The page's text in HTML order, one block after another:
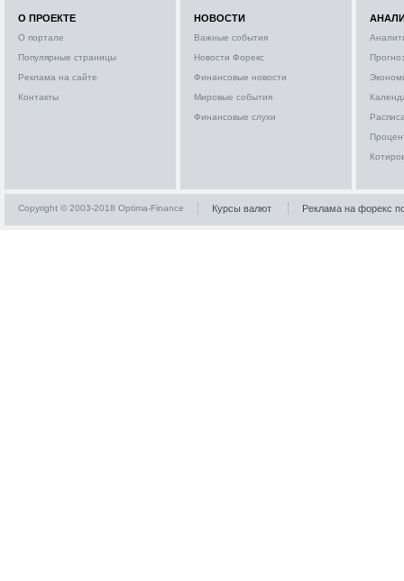
О ПРОЕКТЕ
О портале
Популярные страницы
Реклама на сайте
Контакты
НОВОСТИ
Важные события
Новости Форекс
Финансовые новости
Мировые события
Финансовые слухи
Copyright © 2003-2018 Optima-Finance Курсы валют Реклама на форекс